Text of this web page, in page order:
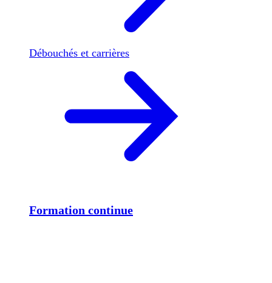
Débouchés et carrières
Formation continue